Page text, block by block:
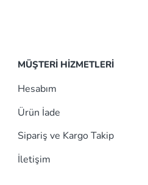
MÜŞTERİ HİZMETLERİ
Hesabım
Ürün İade
Sipariş ve Kargo Takip
İletişim